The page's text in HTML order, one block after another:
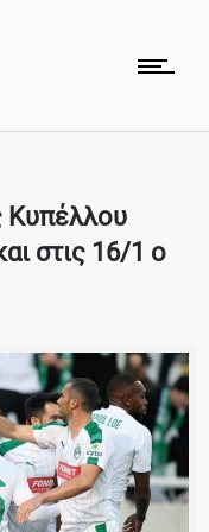
Κυπέλλου
στις 16/1 ο